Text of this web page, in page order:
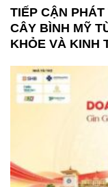
TIẾP CẬN
CÂY BÌNH MỸ
KHỎE VÀ KINH